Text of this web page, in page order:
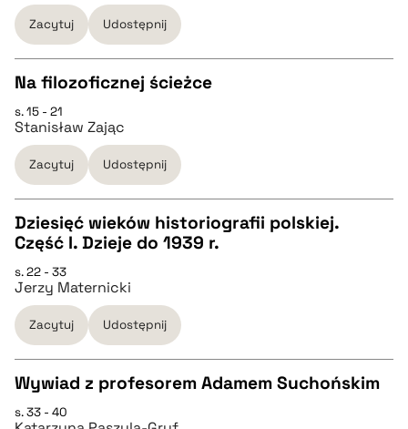
pobierz cytat
BIBTEX
pobierz cytat
Zacytuj Udostępnij
CZYSTY TEKST
pobierz cytat
BIBTEX
pobierz cytat
Na filozoficznej ścieżce
s. 15 - 21
Stanisław Zając
Zacytuj Udostępnij
CZYSTY TEKST
pobierz cytat
BIBTEX
pobierz cytat
Dziesięć wieków historiografii polskiej.
Część I. Dzieje do 1939 r.
s. 22 - 33
Jerzy Maternicki
Zacytuj Udostępnij
CZYSTY TEKST
Wywiad z profesorem Adamem Suchońskim
s. 33 - 40